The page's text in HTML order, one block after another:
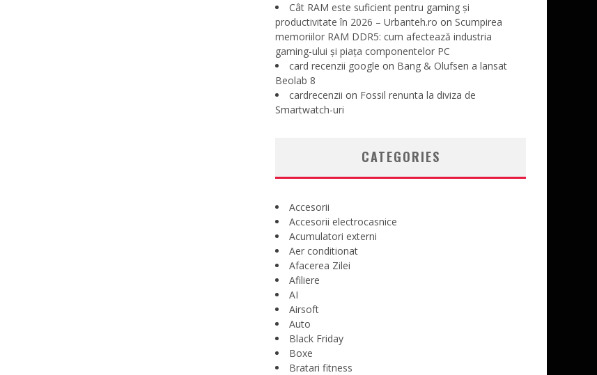
Cât RAM este suficient pentru gaming și
productivitate în 2026 – Urbanteh.ro on Scumpirea
memoriilor RAM DDR5: cum afectează industria
gaming-ului și piața componentelor PC
card recenzii google on Bang & Olufsen a lansat
Beolab 8
cardrecenzii on Fossil renunta la diviza de
Smartwatch-uri
CATEGORIES
Accesorii
Accesorii electrocasnice
Acumulatori externi
Aer conditionat
Afacerea Zilei
Afiliere
AI
Airsoft
Auto
Black Friday
Boxe
Bratari fitness